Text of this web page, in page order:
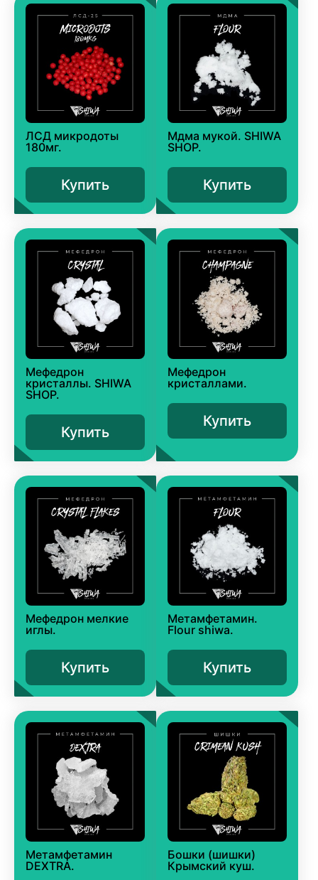
ЛСД микродоты
180мг.
Купить
Мдма мукой. SHIWA
SHOP.
Купить
Мефедрон
кристаллы. SHIWA
SHOP.
Купить
Мефедрон
кристаллами.
Купить
Мефедрон мелкие
иглы.
Купить
Метамфетамин.
Flour shiwa.
Купить
Метамфетамин
DEXTRA.
Бошки (шишки)
Крымский куш.